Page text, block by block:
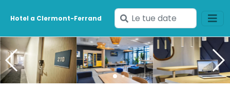
Hotel a Clermont-Ferrand
Inserisci
le
tue
date